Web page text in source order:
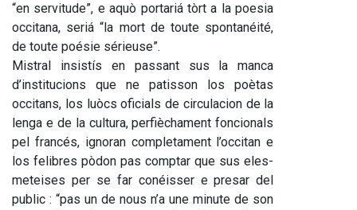
“en servitude”, e aquò portariá tòrt a la poesia
occitana, seriá “la mort de toute spontanéité,
de toute poésie sérieuse”.
Mistral insistís en passant sus la manca
d’institucions que ne patisson los poètas
occitans, los luòcs oficials de circulacion de la
lenga e de la cultura, perfièchament foncionals
pel francés, ignoran completament l’occitan e
los felibres pòdon pas comptar que sus eles-
meteises per se far conéisser e presar del
public : “pas un de nous n’a une minute de son